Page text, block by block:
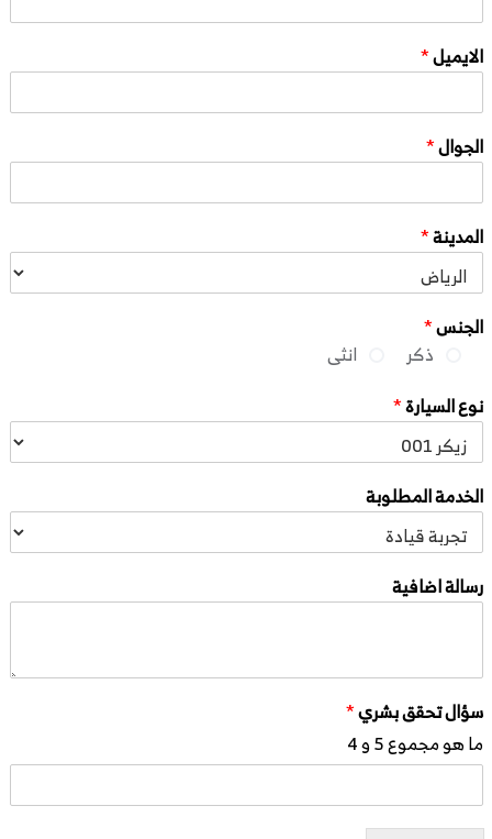
الايميل*
الجوال*
المدينة*
الجنس*
ذكر
انثى
نوع السيارة*
الخدمة المطلوبة
رسالة اضافية
سؤال تحقق بشري*
ما هو مجموع 5 و 4